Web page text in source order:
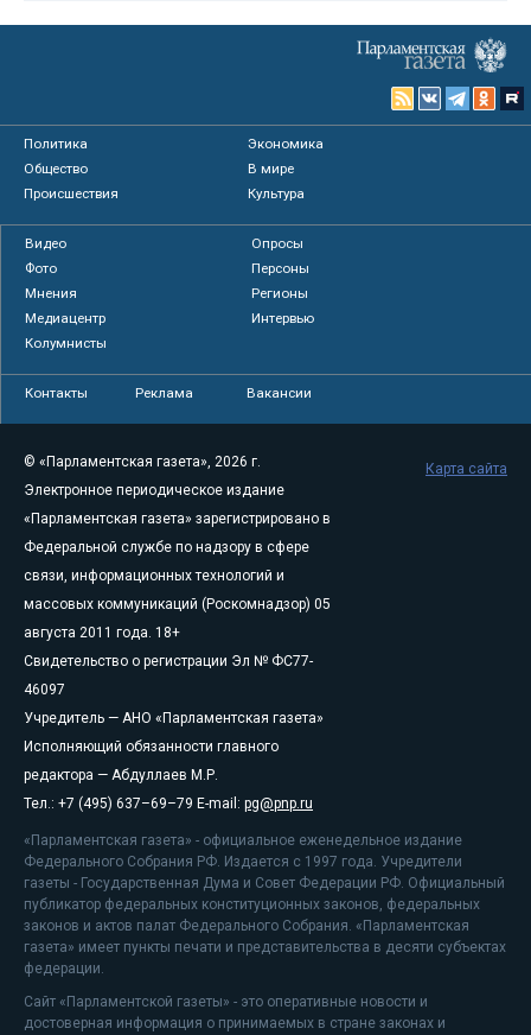
Политика
Экономика
Общество
В мире
Происшествия
Культура
Видео
Опросы
Фото
Персоны
Мнения
Регионы
Медиацентр
Интервью
Колумнисты
Контакты Реклама Вакансии
© «Парламентская газета», 2026 г.
Электронное периодическое издание
«Парламентская газета» зарегистрировано в
Федеральной службе по надзору в сфере
связи, информационных технологий и
массовых коммуникаций (Роскомнадзор) 05
августа 2011 года. 18+
Свидетельство о регистрации Эл № ФС77-
46097
Учредитель — АНО «Парламентская газета»
Исполняющий обязанности главного
редактора — Абдуллаев М.Р.
Тел.: +7 (495) 637–69–79 E-mail: pg@pnp.ru
«Парламентская газета» - официальное еженедельное издание
Федерального Собрания РФ. Издается с 1997 года. Учредители
газеты - Государственная Дума и Совет Федерации РФ. Официальный
публикатор федеральных конституционных законов, федеральных
законов и актов палат Федерального Собрания. «Парламентская
газета» имеет пункты печати и представительства в десяти субъектах
федерации.
Сайт «Парламентской газеты» - это оперативные новости и
достоверная информация о принимаемых в стране законах и
Карта сайта